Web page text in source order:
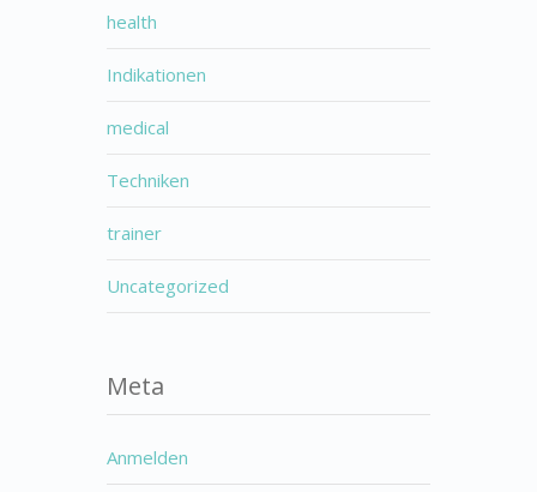
health
Indikationen
medical
Techniken
trainer
Uncategorized
Meta
Anmelden